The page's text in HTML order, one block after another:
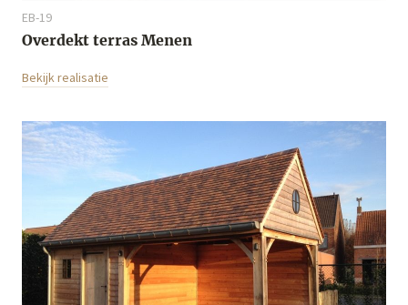
EB-19
Overdekt terras Menen
Bekijk realisatie